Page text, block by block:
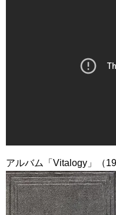
アルバム「Vitalogy」（